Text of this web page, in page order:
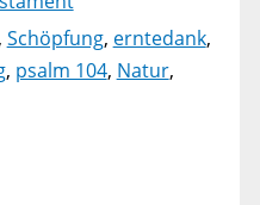
, Schöpfung, erntedank,
, psalm 104, Natur,